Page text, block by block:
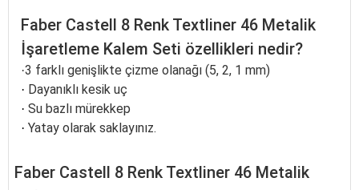
Faber Castell 8 Renk Textliner 46 Metalik
İşaretleme Kalem Seti özellikleri nedir?
·3 farklı genişlikte çizme olanağı (5, 2, 1 mm)
· Dayanıklı kesik uç
· Su bazlı mürekkep
· Yatay olarak saklayınız.
Faber Castell 8 Renk Textliner 46 Metalik